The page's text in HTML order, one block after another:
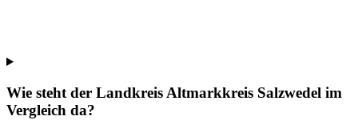
Wie steht der Landkreis Altmarkkreis Salzwedel im
Vergleich da?